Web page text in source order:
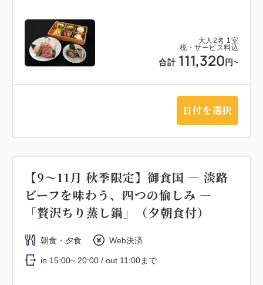
大人 2名 1 室
税・サービス料込
合計 111,320 円~
日付を選択
【9～11月 秋季限定】御食国 ― 淡路
ビーフを味わう、四つの愉しみ ―
「贅沢ちり蒸し鍋」（夕朝食付）
朝食・夕食 Web決済
in 15:00~ 20:00 / out 11:00まで